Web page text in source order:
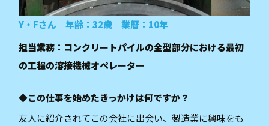
Y・Fさん 年齢：32歳 業暦：10年
担当業務：コンクリートパイルの金型部分における最初
の工程の溶接機械オペレーター
◆この仕事を始めたきっかけは何ですか？
友人に紹介されてこの会社に出会い、製造業に興味をも